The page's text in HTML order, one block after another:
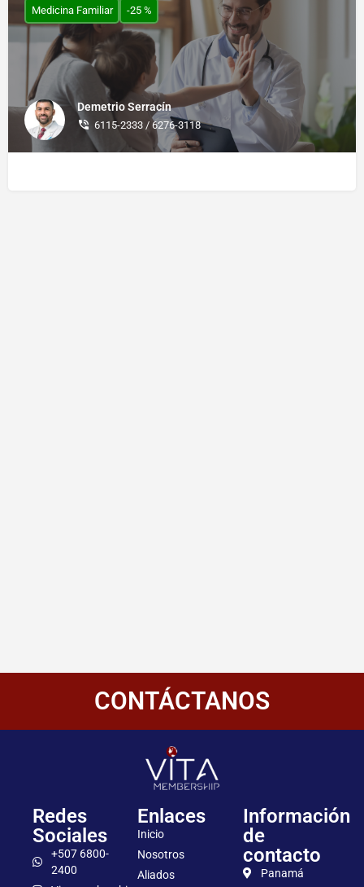
Demetrio Serracín
6115-2333 / 6276-3118
Medicina Familiar -25 %
CONTÁCTANOS
Redes
Sociales
+507 6800-
2400
Enlaces
Inicio
Nosotros
Aliados
Información
de
contacto
Panamá